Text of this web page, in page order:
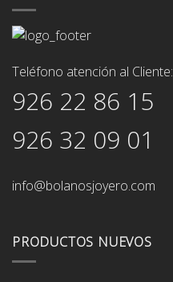
Teléfono atención al Cliente:
926 22 86 15
926 32 09 01
info@bolanosjoyero.com
PRODUCTOS NUEVOS